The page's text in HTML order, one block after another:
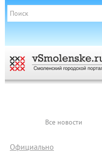
Все новости
Официально